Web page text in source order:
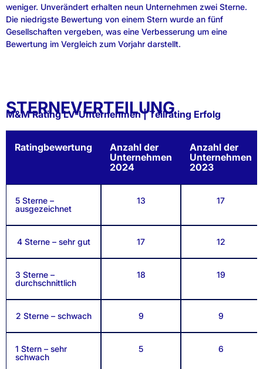
weniger. Unverändert erhalten neun Unternehmen zwei Sterne.
Die niedrigste Bewertung von einem Stern wurde an fünf
Gesellschaften vergeben, was eine Verbesserung um eine
Bewertung im Vergleich zum Vorjahr darstellt.
STERNEVERTEILUNG
M&M Rating LV-Unternehmen | Teilrating Erfolg
Ratingbewertung
Anzahl der
Unternehmen
2024
Anzahl der
Unternehmen
2023
5 Sterne –
ausgezeichnet
13 17
4 Sterne – sehr gut 17 12
3 Sterne –
durchschnittlich
18 19
2 Sterne – schwach 9 9
1 Stern – sehr
schwach
5 6